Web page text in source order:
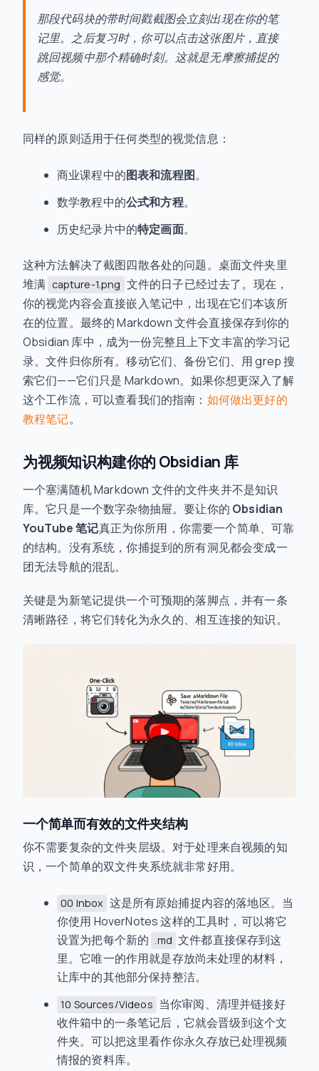
那段代码块的带时间戳截图会立刻出现在你的笔
记里。之后复习时，你可以点击这张图片，直接
跳回视频中那个精确时刻。这就是无摩擦捕捉的
感觉。
同样的原则适用于任何类型的视觉信息：
商业课程中的图表和流程图。
数学教程中的公式和方程。
历史纪录片中的特定画面。
这种方法解决了截图四散各处的问题。桌面文件夹里
堆满 capture-1.png 文件的日子已经过去了。现在，
你的视觉内容会直接嵌入笔记中，出现在它们本该所
在的位置。最终的 Markdown 文件会直接保存到你的
Obsidian 库中，成为一份完整且上下文丰富的学习记
录。文件归你所有。移动它们、备份它们、用 grep 搜
索它们——它们只是 Markdown。如果你想更深入了解
这个工作流，可以查看我们的指南： 如何做出更好的
教程笔记。
为视频知识构建你的 Obsidian 库
一个塞满随机 Markdown 文件的文件夹并不是知识
库。它只是一个数字杂物抽屉。要让你的 Obsidian
YouTube 笔记真正为你所用，你需要一个简单、可靠
的结构。没有系统，你捕捉到的所有洞见都会变成一
团无法导航的混乱。
关键是为新笔记提供一个可预期的落脚点，并有一条
清晰路径，将它们转化为永久的、相互连接的知识。
一个简单而有效的文件夹结构
你不需要复杂的文件夹层级。对于处理来自视频的知
识，一个简单的双文件夹系统就非常好用。
00 Inbox 这是所有原始捕捉内容的落地区。当
你使用 HoverNotes 这样的工具时，可以将它
设置为把每个新的 .md 文件都直接保存到这
里。它唯一的作用就是存放尚未处理的材料，
让库中的其他部分保持整洁。
10 Sources/Videos 当你审阅、清理并链接好
收件箱中的一条笔记后，它就会晋级到这个文
件夹。可以把这里看作你永久存放已处理视频
情报的资料库。